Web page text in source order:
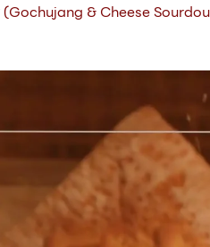
(Gochujang & Cheese